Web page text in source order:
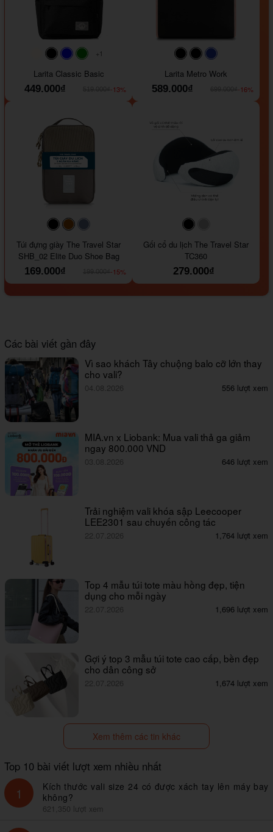
#faf0e6
#000000#0000FF#008000
+1
Larita Classic Basic
449.000₫
-13%
#000000#000000
Larita Metro Work
589.000₫
-16%
#000000#964B00
Túi đựng giày The Travel Star
SHB_02 Elite Duo Shoe Bag
169.000₫
-15%
#000000
Gối cổ du lịch The Travel Star
TC360
279.000₫
Các bài viết gần đây
Vì sao khách Tây chuộng balo cỡ lớn thay
cho vali?
04.08.2026 556 lượt xem
MIA.vn x Liobank: Mua vali thả ga giảm
ngay 800.000 VND
03.08.2026 646 lượt xem
Trải nghiệm vali khóa sập Leecooper
LEE2301 sau chuyến công tác
22.07.2026 1,764 lượt xem
Top 4 mẫu túi tote màu hồng đẹp, tiện
dụng cho mỗi ngày
22.07.2026 1,696 lượt xem
Gợi ý top 3 mẫu túi tote cao cấp, bền đẹp
cho dân công sở
22.07.2026 1,674 lượt xem
Xem thêm các tin khác
Top 10 bài viết lượt xem nhiều nhất
1
Kích thước vali size 24 có được xách tay lên máy bay
không?
621,350 lượt xem